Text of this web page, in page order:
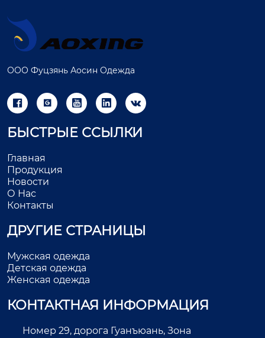
ООО Фуцзянь Аосин Одежда
    
БЫСТРЫЕ ССЫЛКИ
Главная
Продукция
Новости
О Нас
Контакты
ДРУГИЕ СТРАНИЦЫ
Мужская одежда
Детская одежда
Женская одежда
КОНТАКТНАЯ ИНФОРМАЦИЯ
Номер 29, дорога Гуанъюань, Зона